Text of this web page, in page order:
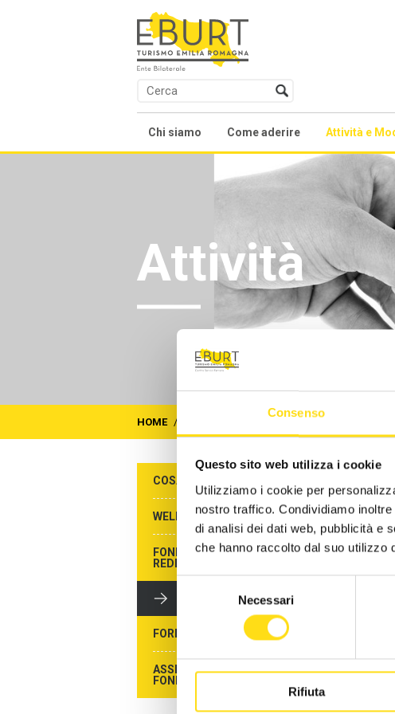
Consenso
Questo sito web utilizza i cookie
Utilizziamo i cookie per
nostro traffico. Condividiamo
di analisi dei dati web, pubblicità e
che hanno raccolto dal suo utilizzo
Selezione
Necessari
Rifiuta
Chi siamo
Organi
Statuto
Accordi e Regolamenti
Come aderire
Contratti collettivi nazionali
Attività e
Cosa
Welfare
Fondo
Altre
Attività
HOME /
COSA FACCIAMO
WELFARE CONTRATTUALE
FONDO SOSTEGNO AL
REDDITO
ALTRE PRESTAZIONI
FORMAZIONE
ASSISTENZA TECNICA
FONDO FOR.TE.
In